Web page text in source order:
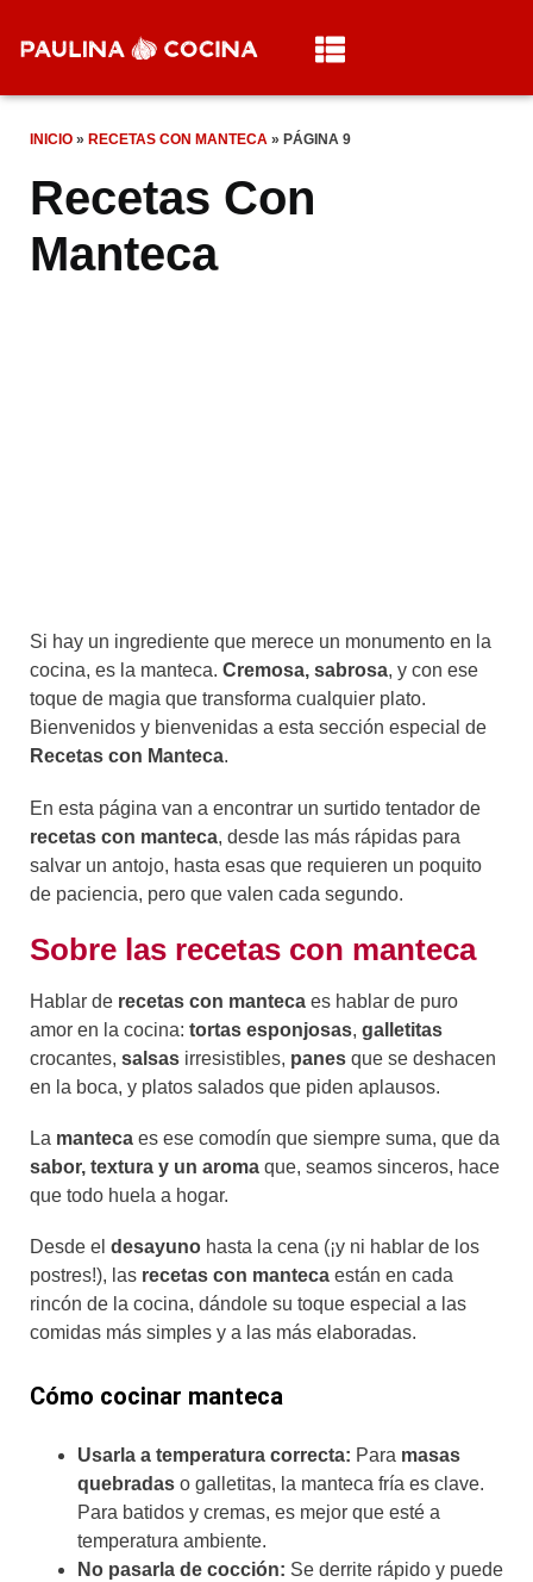
INICIO » RECETAS CON MANTECA » PÁGINA 9
Recetas Con
Manteca
Si hay un ingrediente que merece un monumento en la
cocina, es la manteca. Cremosa, sabrosa, y con ese
toque de magia que transforma cualquier plato.
Bienvenidos y bienvenidas a esta sección especial de
Recetas con Manteca.
En esta página van a encontrar un surtido tentador de
recetas con manteca, desde las más rápidas para
salvar un antojo, hasta esas que requieren un poquito
de paciencia, pero que valen cada segundo.
Sobre las recetas con manteca
Hablar de recetas con manteca es hablar de puro
amor en la cocina: tortas esponjosas, galletitas
crocantes, salsas irresistibles, panes que se deshacen
en la boca, y platos salados que piden aplausos.
La manteca es ese comodín que siempre suma, que da
sabor, textura y un aroma que, seamos sinceros, hace
que todo huela a hogar.
Desde el desayuno hasta la cena (¡y ni hablar de los
postres!), las recetas con manteca están en cada
rincón de la cocina, dándole su toque especial a las
comidas más simples y a las más elaboradas.
Cómo cocinar manteca
Usarla a temperatura correcta: Para masas
quebradas o galletitas, la manteca fría es clave.
Para batidos y cremas, es mejor que esté a
temperatura ambiente.
No pasarla de cocción: Se derrite rápido y puede